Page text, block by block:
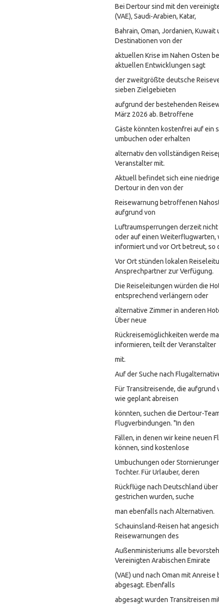
Bei Dertour sind mit den
(VAE), Saudi-Arabien, Katar,
Bahrain, Oman, Jordanien,
Destinationen von der
aktuellen Krise im Nahen Osten
aktuellen Entwicklungen sagt
der zweitgrößte deutsche
sieben Zielgebieten
aufgrund der bestehenden
März 2026 ab. Betroffene
Gäste könnten kostenfrei auf ein
umbuchen oder erhalten
alternativ den vollständigen
Veranstalter mit.
Aktuell befindet sich eine
Dertour in den von der
Reisewarnung betroffenen
aufgrund von
Luftraumsperrungen derzeit
oder auf einen Weiterflugwarten,
informiert und vor Ort betreut, so
Vor Ort stünden lokalen
Ansprechpartner zur Verfügung.
Die Reiseleitungen würden die
entsprechend verlängern oder
alternative Zimmer in anderen
Über neue
Rückreisemöglichkeiten werde
informieren, teilt der Veranstalter
mit.
Auf der Suche nach
Für Transitreisende, die
wie geplant abreisen
könnten, suchen die Dertour-
Flugverbindungen. "In den
Fällen, in denen wir keine neuen
können, sind kostenlose
Umbuchungen oder
Tochter. Für Urlauber, deren
Rückflüge nach Deutschland
gestrichen wurden, suche
man ebenfalls nach Alternativen.
Schauinsland-Reisen hat
Reisewarnungen des
Außenministeriums alle
Vereinigten Arabischen Emirate
(VAE) und nach Oman mit
abgesagt. Ebenfalls
abgesagt wurden Transitreisen